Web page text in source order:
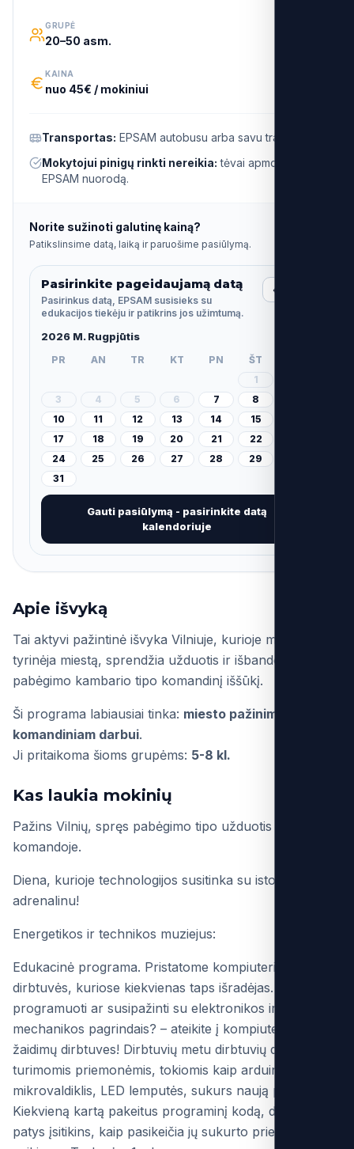
GRUPĖ
20–50 asm.
KAINA
nuo 45€ / mokiniui
Transportas: EPSAM autobusu arba savu transportu.
Mokytojui pinigų rinkti nereikia: tėvai apmoka per
EPSAM nuorodą.
Norite sužinoti galutinę kainą?
Patikslinsime datą, laiką ir paruošime pasiūlymą.
Pasirinkite pageidaujamą datą
Pasirinkus datą, EPSAM susisieks su
edukacijos tiekėju ir patikrins jos užimtumą.
‹
2026 M. Rugpjūtis
PR AN TR KT PN ŠT
1
3
4 5 6 7 8
10
11 12 13 14 15
17
18 19 20 21 22
24
25 26 27 28 29
31
Gauti pasiūlymą - pasirinkite datą
kalendoriuje
Apie išvyką
Tai aktyvi pažintinė išvyka Vilniuje, kurioje mokiniai
tyrinėja miestą, sprendžia užduotis ir išbando
pabėgimo kambario tipo komandinį iššūkį.
Ši programa labiausiai tinka: miesto pažinimui /
komandiniam darbui.
Ji pritaikoma šioms grupėms: 5-8 kl.
Kas laukia mokinių
Pažins Vilnių, spręs pabėgimo tipo užduotis ir dirbs
komandoje.
Diena, kurioje technologijos susitinka su istorija ir
adrenalinu!
Energetikos ir technikos muziejus:
Edukacinė programa. Pristatome kompiuterinių žaidimų
dirbtuvės, kuriose kiekvienas taps išradėjas. Išmokti
programuoti ar susipažinti su elektronikos ir
mechanikos pagrindais? – ateikite į kompiuterinių
žaidimų dirbtuves! Dirbtuvių metu dirbtuvių dalyviai su
turimomis priemonėmis, tokiomis kaip arduino
mikrovaldiklis, LED lemputės, sukurs naują prietaisą.
Kiekvieną kartą pakeitus programinį kodą, dalyviai
patys įsitikins, kaip pasikeičia jų sukurto prietaiso